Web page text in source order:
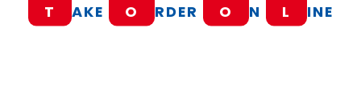
BLOG T AKE O RDER O N L INE